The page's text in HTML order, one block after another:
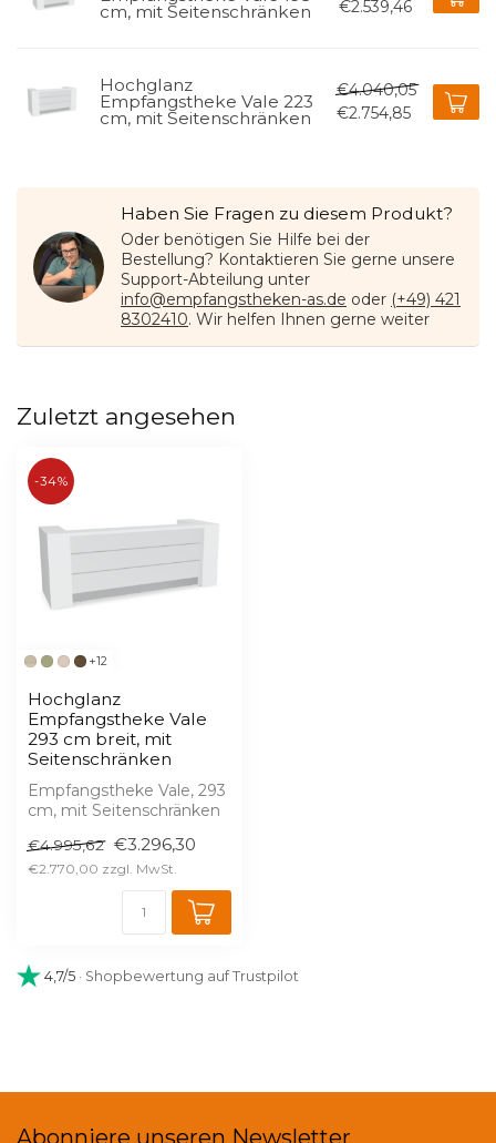
cm, mit Seitenschränken €2.539,46
Hochglanz
Empfangstheke Vale 223
cm, mit Seitenschränken
€4.040,05
€2.754,85
Haben Sie Fragen zu diesem Produkt?
Oder benötigen Sie Hilfe bei der
Bestellung? Kontaktieren Sie gerne unsere
Support-Abteilung unter
info@empfangstheken-as.de oder (+49) 421
8302410. Wir helfen Ihnen gerne weiter
Zuletzt angesehen
+12
-34%
Hochglanz
Empfangstheke Vale
293 cm breit, mit
Seitenschränken
Empfangstheke Vale, 293
cm, mit Seitenschränken
serienmäßige LED, 1...
€4.995,62 €3.296,30
€2.770,00
4,7/5 · Shopbewertung auf Trustpilot